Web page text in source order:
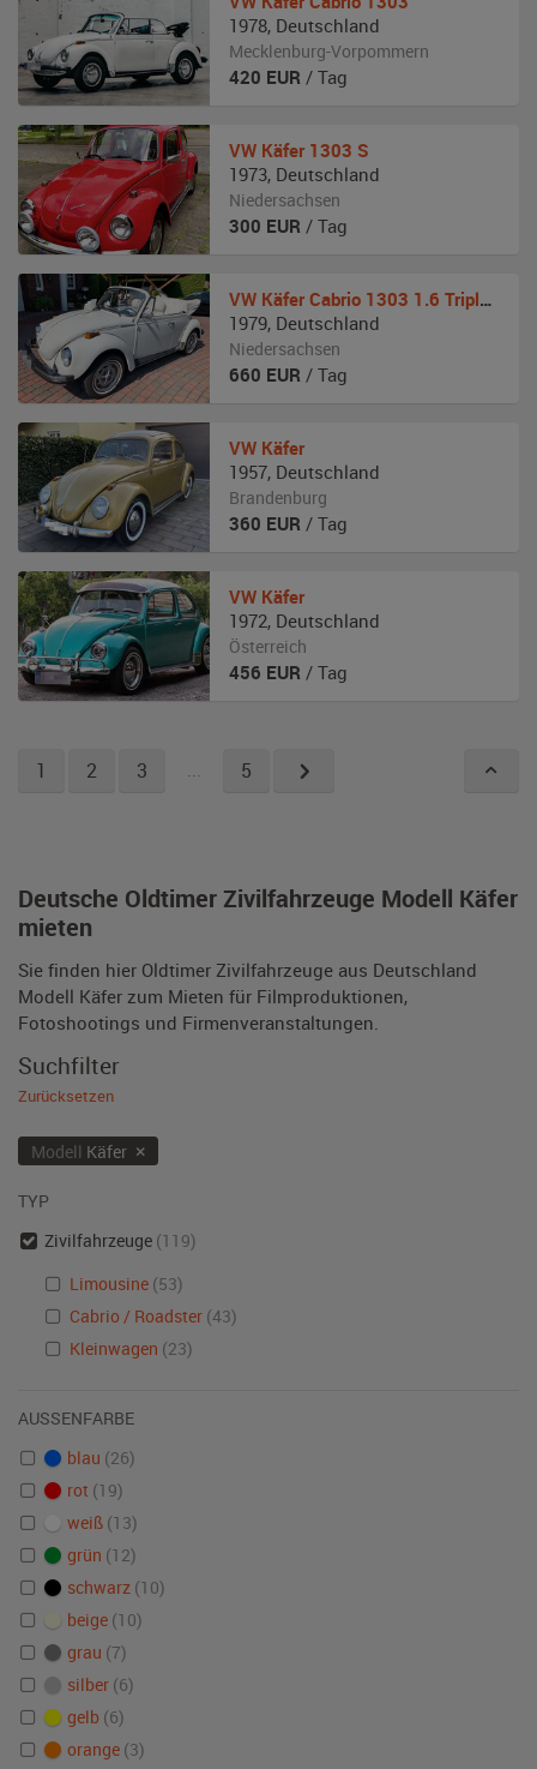
Deutsche Oldtimer Zivilfahrzeuge Modell Käfer
mieten
Sie finden hier Oldtimer Zivilfahrzeuge aus Deutschland
Modell Käfer zum Mieten für Filmproduktionen,
Fotoshootings und Firmenveranstaltungen.
1978, Deutschland
Mecklenburg-Vorpommern
420 EUR / Tag
VW Käfer 1303 S
1973, Deutschland
Niedersachsen
300 EUR / Tag
VW Käfer Cabrio 1303 1.6 Triple White
1979, Deutschland
Niedersachsen
660 EUR / Tag
VW Käfer
1957, Deutschland
Brandenburg
360 EUR / Tag
VW Käfer
1972, Deutschland
Österreich
456 EUR / Tag
1 2 3 ... 5
Suchfilter
Zurücksetzen
Modell Käfer ×
TYP
Zivilfahrzeuge (119)
Limousine (53)
Cabrio / Roadster (43)
Kleinwagen (23)
AUSSENFARBE
blau (26)
rot (19)
weiß (13)
grün (12)
schwarz (10)
beige (10)
grau (7)
silber (6)
gelb (6)
orange (3)